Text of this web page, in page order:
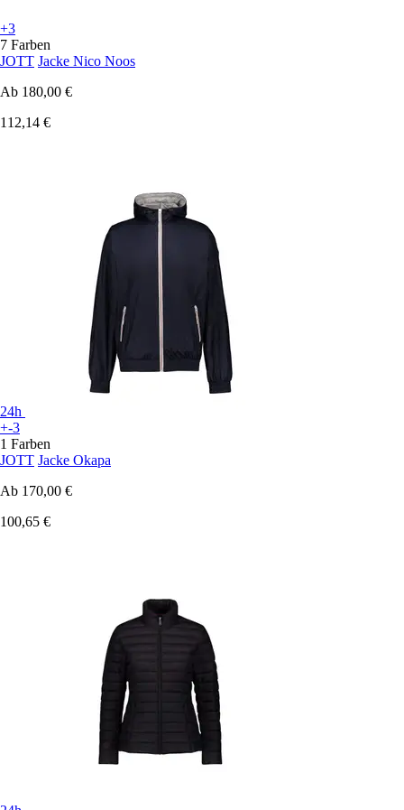
+3
7 Farben
JOTT Jacke Nico Noos
Ab 180,00 €
112,14 €
24h
+-3
1 Farben
JOTT Jacke Okapa
Ab 170,00 €
100,65 €